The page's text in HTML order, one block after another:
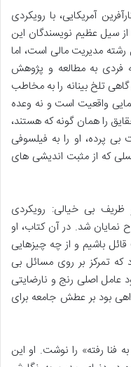
آمریکایی، با رویکردی
سیل عظیم نویسندگان این
رشته مدیریت مالی است، اما
فردی به مطالعه و پژوهش
تلخ بینانه را به مخاطب
واقعیت است و نه وعده
را همان گونه که هستند،
پرده، او را به فیلسوفی
که از مثبت اندیشی های
بی خیالی: رویکردی
نمایان شد. در آن کتاب، او
باشیم و از چه چیزهایی
که تمرکز بر روی مسائل بی
اصلی رنج و نارضایتی
بود بر عطش جامعه برای
فنا رفته» را نوشت. او این